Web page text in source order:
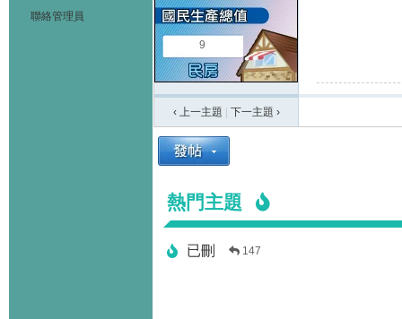
聯絡管理員
9
‹ 上一主題 下一主題 ›
熱門主題
已刪 147